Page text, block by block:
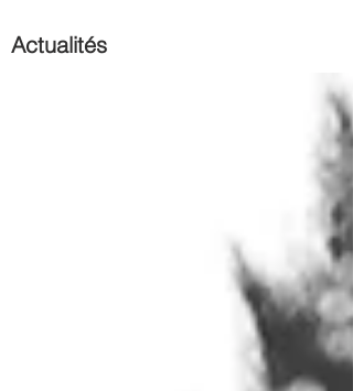
Actualités